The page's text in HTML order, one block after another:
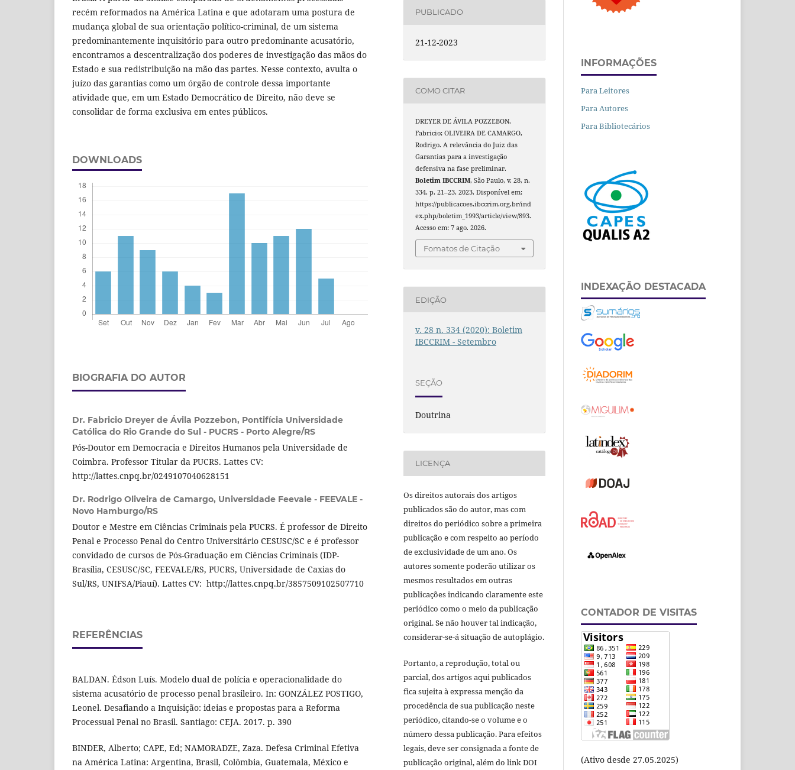
recém reformados na América Latina e que adotaram uma postura de
mudança global de sua orientação político-criminal, de um sistema
predominantemente inquisitório para outro predominante acusatório,
encontramos a descentralização dos poderes de investigação das mãos do
Estado e sua redistribuição na mão das partes. Nesse contexto, avulta o
juízo das garantias como um órgão de controle dessa importante
atividade que, em um Estado Democrático de Direito, não deve se
consolidar de forma exclusiva em entes públicos.
DOWNLOADS
BIOGRAFIA DO AUTOR
Dr. Fabricio Dreyer de Ávila Pozzebon, Pontifícia Universidade
Católica do Rio Grande do Sul - PUCRS - Porto Alegre/RS
Pós-Doutor em Democracia e Direitos Humanos pela Universidade de
Coimbra. Professor Titular da PUCRS. Lattes CV:
http://lattes.cnpq.br/0249107040628151
Dr. Rodrigo Oliveira de Camargo, Universidade Feevale - FEEVALE -
Novo Hamburgo/RS
Doutor e Mestre em Ciências Criminais pela PUCRS. É professor de Direito
Penal e Processo Penal do Centro Universitário CESUSC/SC e é professor
convidado de cursos de Pós-Graduação em Ciências Criminais (IDP-
Brasília, CESUSC/SC, FEEVALE/RS, PUCRS, Universidade de Caxias do
Sul/RS, UNIFSA/Piauí). Lattes CV: http://lattes.cnpq.br/3857509102507710
REFERÊNCIAS
BALDAN. Édson Luís. Modelo dual de polícia e operacionalidade do
sistema acusatório de processo penal brasileiro. In: GONZÁLEZ POSTIGO,
Leonel. Desafiando a Inquisição: ideias e propostas para a Reforma
Processual Penal no Brasil. Santiago: CEJA. 2017. p. 390
BINDER, Alberto; CAPE, Ed; NAMORADZE, Zaza. Defesa Criminal Efetiva
na América Latina: Argentina, Brasil, Colômbia, Guatemala, México e
PUBLICADO
21-12-2023
COMO CITAR
DREYER DE ÁVILA POZZEBON,
Fabricio; OLIVEIRA DE CAMARGO,
Rodrigo. A relevância do Juiz das
Garantias para a investigação
defensiva na fase preliminar.
Boletim IBCCRIM, São Paulo, v. 28, n.
334, p. 21–23, 2023. Disponível em:
https://publicacoes.ibccrim.org.br/ind
ex.php/boletim_1993/article/view/893.
Acesso em: 7 ago. 2026.
Fomatos de Citação
EDIÇÃO
v. 28 n. 334 (2020): Boletim
IBCCRIM - Setembro
SEÇÃO
Doutrina
LICENÇA
Os direitos autorais dos artigos
publicados são do autor, mas com
direitos do periódico sobre a primeira
publicação e com respeito ao período
de exclusividade de um ano. Os
autores somente poderão utilizar os
mesmos resultados em outras
publicações indicando claramente este
periódico como o meio da publicação
original. Se não houver tal indicação,
considerar-se-á situação de autoplágio.
Portanto, a reprodução, total ou
parcial, dos artigos aqui publicados
fica sujeita à expressa menção da
procedência de sua publicação neste
periódico, citando-se o volume e o
número dessa publicação. Para efeitos
legais, deve ser consignada a fonte de
publicação original, além do link DOI
INFORMAÇÕES
Para Leitores
Para Autores
Para Bibliotecários
INDEXAÇÃO DESTACADA
CONTADOR DE VISITAS
(Ativo desde 27.05.2025)